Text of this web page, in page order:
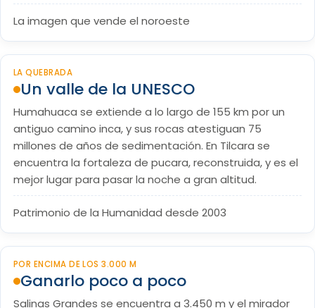
La imagen que vende el noroeste
LA QUEBRADA
Un valle de la UNESCO
Humahuaca se extiende a lo largo de 155 km por un
antiguo camino inca, y sus rocas atestiguan 75
millones de años de sedimentación. En Tilcara se
encuentra la fortaleza de pucara, reconstruida, y es el
mejor lugar para pasar la noche a gran altitud.
Patrimonio de la Humanidad desde 2003
POR ENCIMA DE LOS 3.000 M
Ganarlo poco a poco
Salinas Grandes se encuentra a 3.450 m y el mirador